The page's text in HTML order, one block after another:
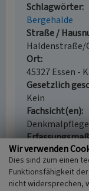
Schlagwörter
Bergehalde
Straße /
Haldenstraße/
Ort
45327 Essen -
Gesetzlich
Kein
Fachsicht(en)
Denkmalpflege
i.d.R. 1:5.000
Wir verwenden
Dies sind zum einen
Funktionsfähigkeit
nicht widersprechen,